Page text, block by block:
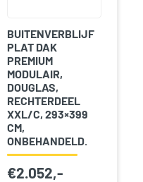
BUITENVERBLIJF
PLAT DAK
PREMIUM
MODULAIR,
DOUGLAS,
RECHTERDEEL
XXL/C, 293×399
CM,
ONBEHANDELD.
€2.052,-